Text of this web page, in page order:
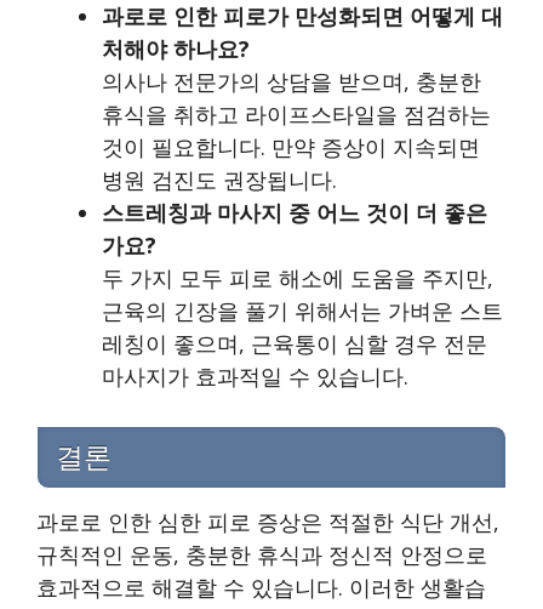
과로로 인한 피로가 만성화되면 어떻게 대
처해야 하나요?
의사나 전문가의 상담을 받으며, 충분한
휴식을 취하고 라이프스타일을 점검하는
것이 필요합니다. 만약 증상이 지속되면
병원 검진도 권장됩니다.
스트레칭과 마사지 중 어느 것이 더 좋은
가요?
두 가지 모두 피로 해소에 도움을 주지만,
근육의 긴장을 풀기 위해서는 가벼운 스트
레칭이 좋으며, 근육통이 심할 경우 전문
마사지가 효과적일 수 있습니다.
결론
과로로 인한 심한 피로 증상은 적절한 식단 개선,
규칙적인 운동, 충분한 휴식과 정신적 안정으로
효과적으로 해결할 수 있습니다. 이러한 생활습